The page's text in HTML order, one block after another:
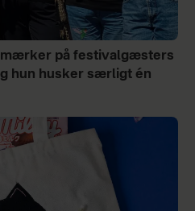
på festivalgæsters
hun husker særligt én